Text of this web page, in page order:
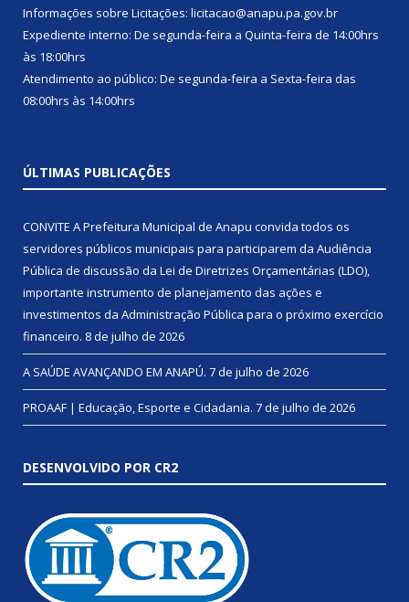
Informações sobre Licitações: licitacao@anapu.pa.gov.br
Expediente interno: De segunda-feira a Quinta-feira de 14:00hrs
às 18:00hrs
Atendimento ao público: De segunda-feira a Sexta-feira das
08:00hrs às 14:00hrs
ÚLTIMAS PUBLICAÇÕES
CONVITE A Prefeitura Municipal de Anapu convida todos os
servidores públicos municipais para participarem da Audiência
Pública de discussão da Lei de Diretrizes Orçamentárias (LDO),
importante instrumento de planejamento das ações e
investimentos da Administração Pública para o próximo exercício
financeiro. 8 de julho de 2026
A SAÚDE AVANÇANDO EM ANAPÚ. 7 de julho de 2026
PROAAF | Educação, Esporte e Cidadania. 7 de julho de 2026
DESENVOLVIDO POR CR2